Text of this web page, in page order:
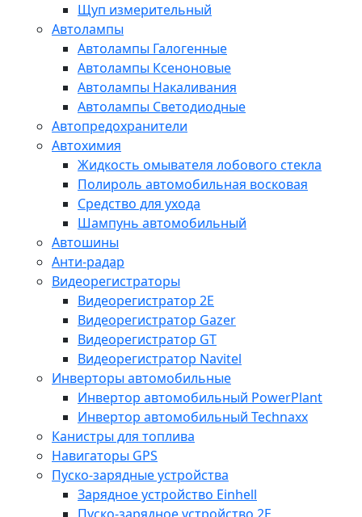
Щуп измерительный
Автолампы
Автолампы Галогенные
Автолампы Ксеноновые
Автолампы Накаливания
Автолампы Светодиодные
Автопредохранители
Автохимия
Жидкость омывателя лобового стекла
Полироль автомобильная восковая
Средство для ухода
Шампунь автомобильный
Автошины
Анти-радар
Видеорегистраторы
Видеорегистратор 2E
Видеорегистратор Gazer
Видеорегистратор GT
Видеорегистратор Navitel
Инверторы автомобильные
Инвертор автомобильный PowerPlant
Инвертор автомобильный Technaxx
Канистры для топлива
Навигаторы GPS
Пуско-зарядные устройства
Зарядное устройство Einhell